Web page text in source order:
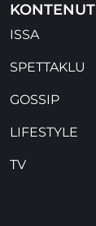
KONTENUT
ISSA
SPETTAKLU
GOSSIP
LIFESTYLE
TV